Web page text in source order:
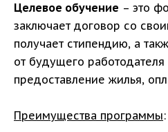
Целевое обучение – это
заключает договор со
получает стипендию, а
от будущего
предоставление жилья,
Преимущества программы: